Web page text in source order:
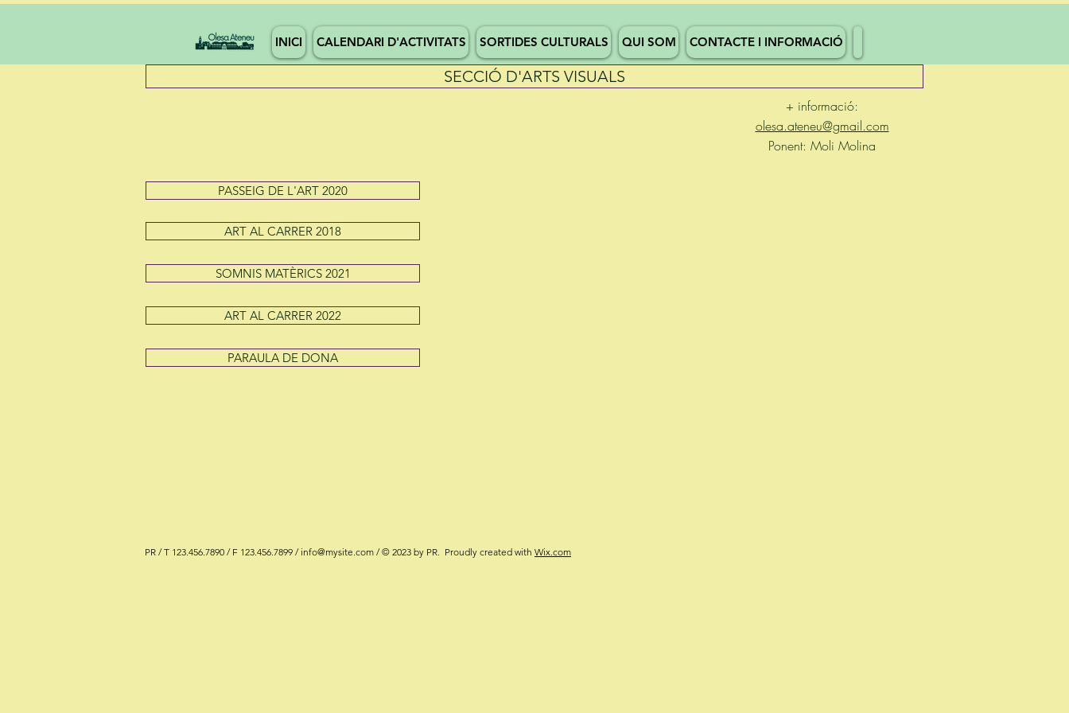
INICI CALENDARI D'ACTIVITATS SORTIDES CULTURALS QUI SOM CONTACTE I INFORMACIÓ
SECCIÓ D'ARTS VISUALS
+ informació:
olesa.ateneu@gmail.com
Ponent: Moli Molina
PASSEIG DE L'ART 2020
ART AL CARRER 2018
SOMNIS MATÈRICS 2021
ART AL CARRER 2022
PARAULA DE DONA
PR / T 123.456.7890 / F 123.456.7899 / info@mysite.com / © 2023 by PR. Proudly created with Wix.com